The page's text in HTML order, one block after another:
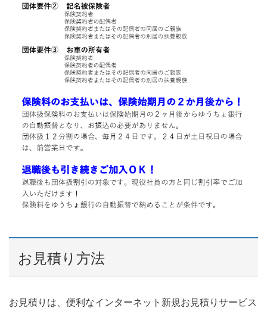
お見積り方法
お見積りは、便利なインターネット新規お見積りサービス